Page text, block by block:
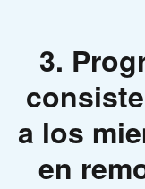
3.
a los
en